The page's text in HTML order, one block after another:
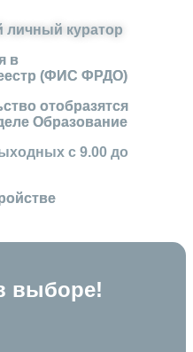
куратор
в
(ФИС ФРДО)
отобразятся
Образование
с 9.00 до
выборе!